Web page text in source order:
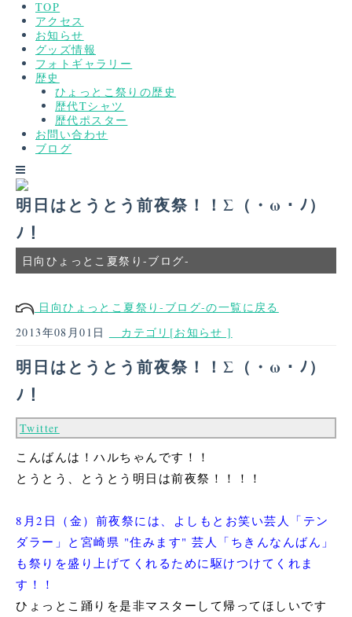
TOP
アクセス
お知らせ
グッズ情報
フォトギャラリー
歴史
ひょっとこ祭りの歴史
歴代Tシャツ
歴代ポスター
お問い合わせ
ブログ
明日はとうとう前夜祭！！Σ（・ω・ﾉ）
ﾉ！
日向ひょっとこ夏祭り-ブログ-
日向ひょっとこ夏祭り-ブログ-の一覧に戻る
2013年08月01日
カテゴリ[お知らせ ]
明日はとうとう前夜祭！！Σ（・ω・ﾉ）
ﾉ！
Twitter
こんばんは！ハルちゃんです！！
とうとう、とうとう明日は前夜祭！！！！
8月2日（金）前夜祭には、よしもとお笑い芸人「テン
ダラー」と宮崎県 "住みます" 芸人「ちきんなんばん」
も祭りを盛り上げてくれるために駆けつけてくれま
す！！
ひょっとこ踊りを是非マスターして帰ってほしいです